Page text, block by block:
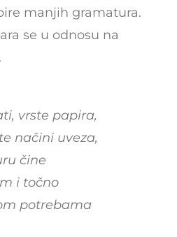
manjih gramatura.
se u odnosu na
vrste papira,
načini uveza,
čine
i točno
potrebama